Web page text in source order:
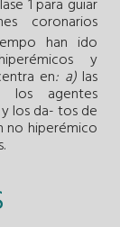
1 para guiar
coronarios
han ido
y
en: a)las
los agentes
los da- tos de
no hiperémico